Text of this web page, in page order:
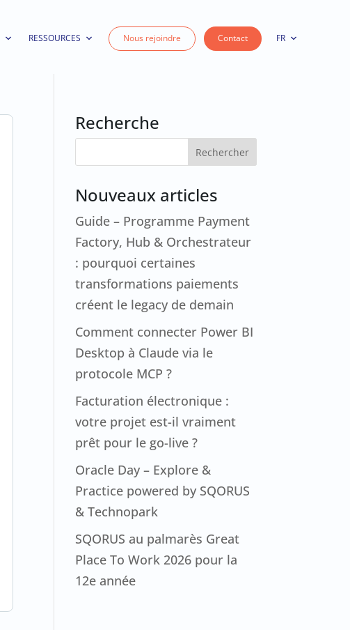
RESSOURCES Nous rejoindre Contact FR
Recherche
Nouveaux articles
Guide – Programme Payment
Factory, Hub & Orchestrateur
: pourquoi certaines
transformations paiements
créent le legacy de demain
Comment connecter Power BI
Desktop à Claude via le
protocole MCP ?
Facturation électronique :
votre projet est-il vraiment
prêt pour le go-live ?
Oracle Day – Explore &
Practice powered by SQORUS
& Technopark
SQORUS au palmarès Great
Place To Work 2026 pour la
12e année